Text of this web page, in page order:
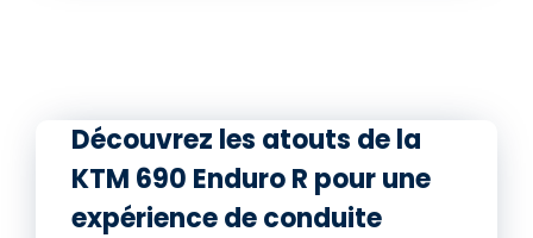
Découvrez les atouts de la
KTM 690 Enduro R pour une
expérience de conduite